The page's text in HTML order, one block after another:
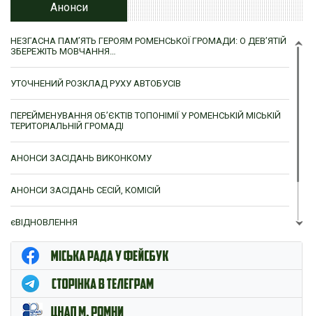
Анонси
НЕЗГАСНА ПАМ’ЯТЬ ГЕРОЯМ РОМЕНСЬКОЇ ГРОМАДИ: О ДЕВ’ЯТІЙ
ЗБЕРЕЖІТЬ МОВЧАННЯ…
УТОЧНЕНИЙ РОЗКЛАД РУХУ АВТОБУСІВ
ПЕРЕЙМЕНУВАННЯ ОБ’ЄКТІВ ТОПОНІМІЇ У РОМЕНСЬКІЙ МІСЬКІЙ
ТЕРИТОРІАЛЬНІЙ ГРОМАДІ
АНОНСИ ЗАСІДАНЬ ВИКОНКОМУ
АНОНСИ ЗАСІДАНЬ СЕСІЙ, КОМІСІЙ
єВІДНОВЛЕННЯ
ЦНАП м. Ромни